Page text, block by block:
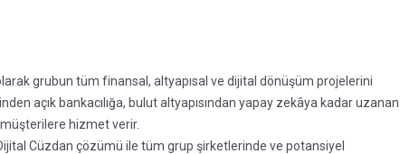
grubun tüm finansal, altyapısal ve dijital dönüşüm projelerini
açık bankacılığa, bulut altyapısından yapay zekâya kadar uzanan
hizmet verir.
Cüzdan çözümü ile tüm grup şirketlerinde ve potansiyel